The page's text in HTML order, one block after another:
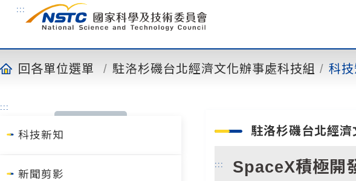
內
容
:::
回各單位選單 駐洛杉磯台北經濟文化辦事處科技組 科
:::
科技新知
新聞剪影
駐洛杉磯台北經濟
::: SpaceX積極開